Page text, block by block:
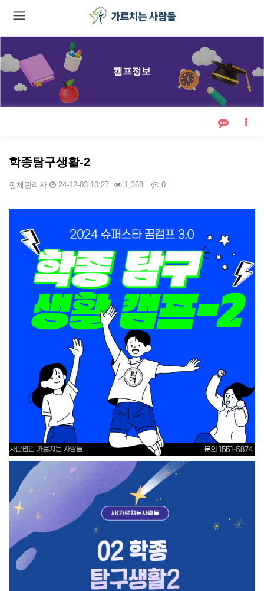
캠프정보
학종탐구생활-2
전체관리자 24-12-03 10:27 1,368 0